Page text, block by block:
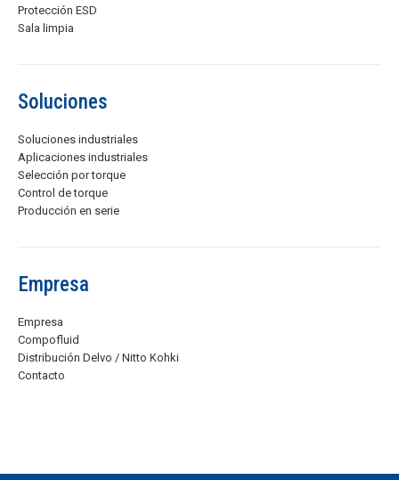
Protección ESD
Sala limpia
Soluciones
Soluciones industriales
Aplicaciones industriales
Selección por torque
Control de torque
Producción en serie
Empresa
Empresa
Compofluid
Distribución Delvo / Nitto Kohki
Contacto